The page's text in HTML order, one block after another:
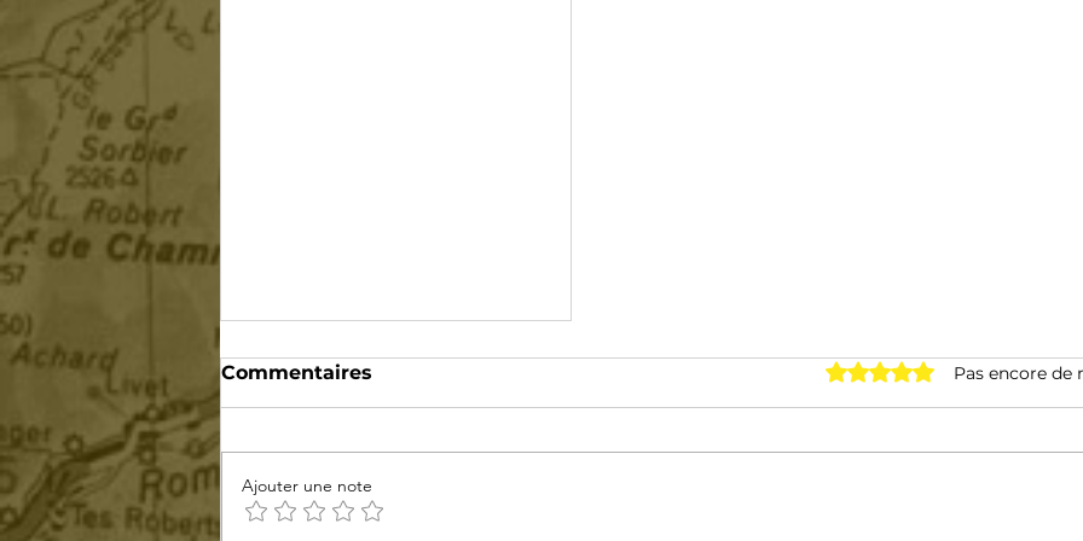
Commentaires Noté 0 étoile sur 5.Pas encore de
Ajouter une note